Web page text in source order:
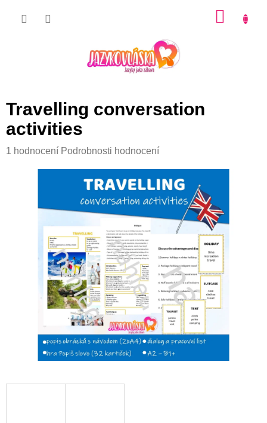
Travelling conversation
activities
Průměrné
produktu
1 hodnocení Podrobnosti hodnocení